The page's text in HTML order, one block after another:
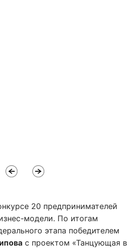
20 предпринимателей
модели. По итогам
этапа победителем
с проектом «Танцующая в